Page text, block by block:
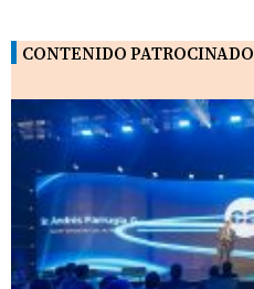
CONTENIDO PATROCINADO